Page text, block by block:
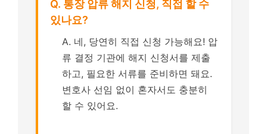
Q. 통장 압류 해지 신청, 직접 할 수
있나요?
A. 네, 당연히 직접 신청 가능해요! 압
류 결정 기관에 해지 신청서를 제출
하고, 필요한 서류를 준비하면 돼요.
변호사 선임 없이 혼자서도 충분히
할 수 있어요.